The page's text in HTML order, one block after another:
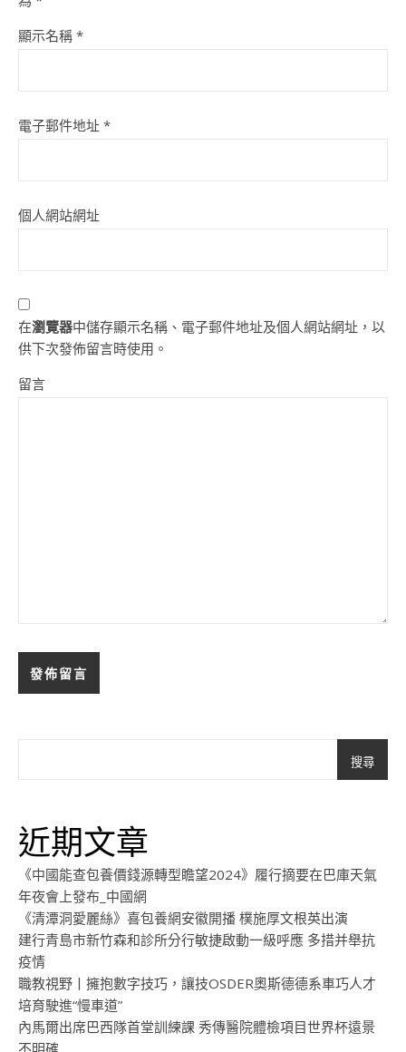
顯示名稱 *
電子郵件地址 *
個人網站網址
在瀏覽器中儲存顯示名稱、電子郵件地址及個人網站網址，以
供下次發佈留言時使用。
留言
搜尋
近期文章
《中國能查包養價錢源轉型瞻望2024》履行摘要在巴庫天氣
年夜會上發布_中國網
《清潭洞愛麗絲》喜包養網安徽開播 樸施厚文根英出演
建行青島市新竹森和診所分行敏捷啟動一級呼應 多措并舉抗
疫情
職教視野丨擁抱數字技巧，讓技OSDER奧斯德德系車巧人才
培育駛進“慢車道”
內馬爾出席巴西隊首堂訓練課 秀傳醫院體檢項目世界杯遠景
不明確